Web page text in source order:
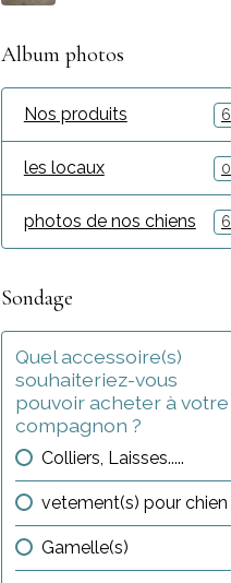
Album photos
Nos produits 6
les locaux 0
photos de nos chiens 6
Sondage
Quel accessoire(s)
souhaiteriez-vous
pouvoir acheter à votre
compagnon ?
Colliers, Laisses.....
vetement(s) pour chien
Gamelle(s)